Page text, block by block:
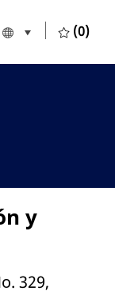
Language
European Union
(0)
y
329,